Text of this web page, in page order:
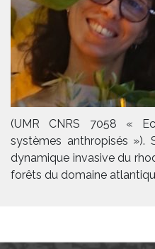
(UMR CNRS 7058 «
systèmes anthropisés
dynamique invasive du
forêts du domaine